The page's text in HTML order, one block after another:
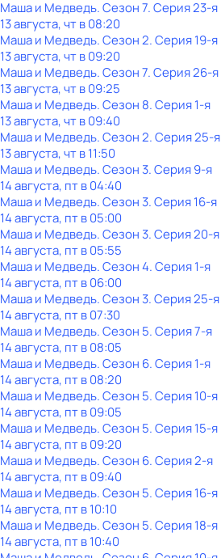
Маша и Медведь. Сезон 7. Серия 23-я
13 августа, чт в 08:20
Маша и Медведь. Сезон 2. Серия 19-я
13 августа, чт в 09:20
Маша и Медведь. Сезон 7. Серия 26-я
13 августа, чт в 09:25
Маша и Медведь. Сезон 8. Серия 1-я
13 августа, чт в 09:40
Маша и Медведь. Сезон 2. Серия 25-я
13 августа, чт в 11:50
Маша и Медведь. Сезон 3. Серия 9-я
14 августа, пт в 04:40
Маша и Медведь. Сезон 3. Серия 16-я
14 августа, пт в 05:00
Маша и Медведь. Сезон 3. Серия 20-я
14 августа, пт в 05:55
Маша и Медведь. Сезон 4. Серия 1-я
14 августа, пт в 06:00
Маша и Медведь. Сезон 3. Серия 25-я
14 августа, пт в 07:30
Маша и Медведь. Сезон 5. Серия 7-я
14 августа, пт в 08:05
Маша и Медведь. Сезон 6. Серия 1-я
14 августа, пт в 08:20
Маша и Медведь. Сезон 5. Серия 10-я
14 августа, пт в 09:05
Маша и Медведь. Сезон 5. Серия 15-я
14 августа, пт в 09:20
Маша и Медведь. Сезон 6. Серия 2-я
14 августа, пт в 09:40
Маша и Медведь. Сезон 5. Серия 16-я
14 августа, пт в 10:10
Маша и Медведь. Сезон 5. Серия 18-я
14 августа, пт в 10:40